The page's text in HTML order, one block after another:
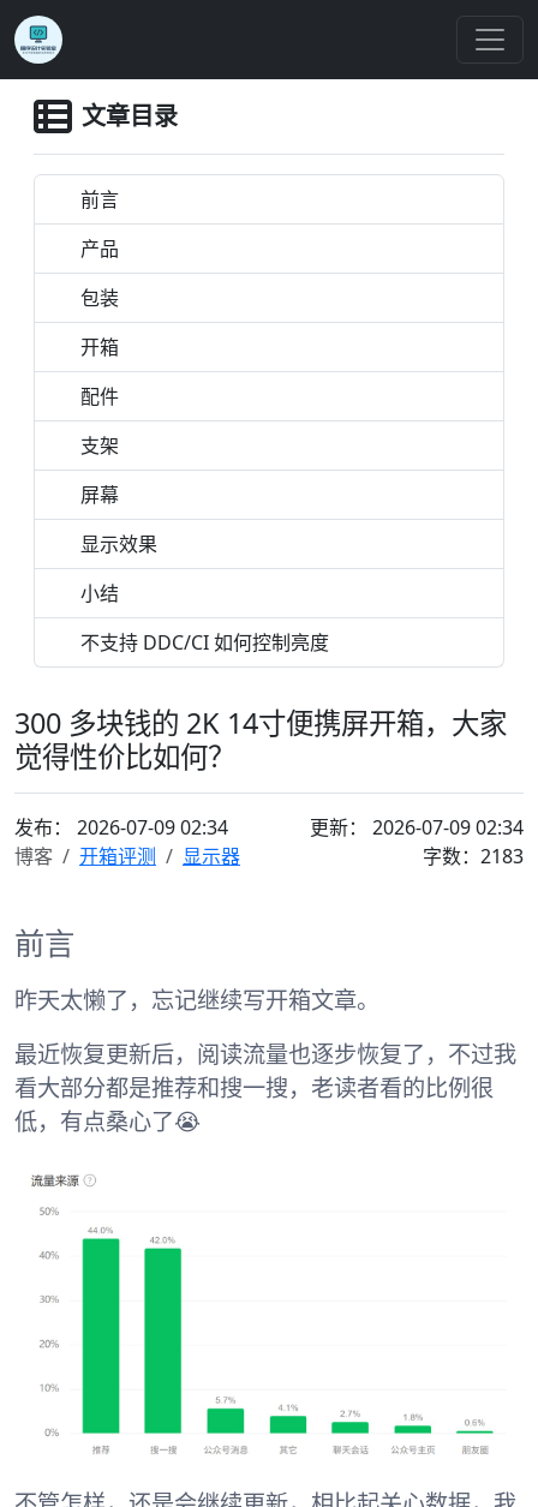
文章目录
前言
产品
包装
开箱
配件
支架
屏幕
显示效果
小结
不支持 DDC/CI 如何控制亮度
300 多块钱的 2K 14寸便携屏开箱，大家
觉得性价比如何？
发布： 2026-07-09 02:34
更新： 2026-07-09 02:34
博客
开箱评测 显示器 字数：2183
前言
昨天太懒了，忘记继续写开箱文章。
最近恢复更新后，阅读流量也逐步恢复了，不过我
看大部分都是推荐和搜一搜，老读者看的比例很
低，有点桑心了😭